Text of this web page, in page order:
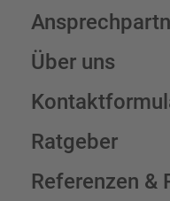
Über uns
Ratgeber
Referenzen &